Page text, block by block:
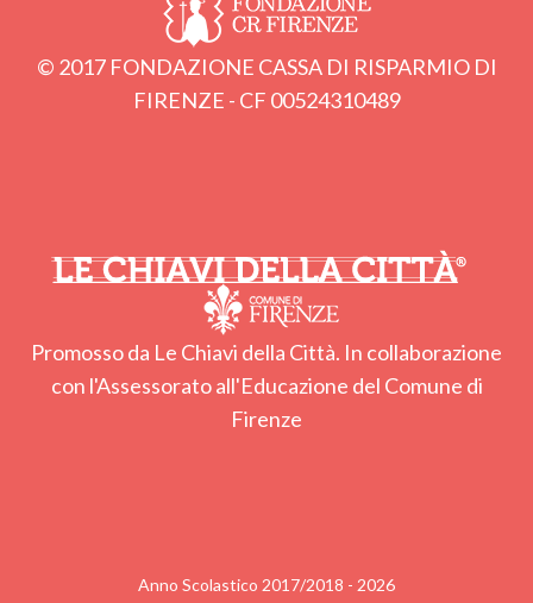
© 2017 FONDAZIONE CASSA DI RISPARMIO DI
FIRENZE - CF 00524310489
Promosso da Le Chiavi della Città. In collaborazione
con l'Assessorato all'Educazione del Comune di
Firenze
Anno Scolastico 2017/2018 - 2026